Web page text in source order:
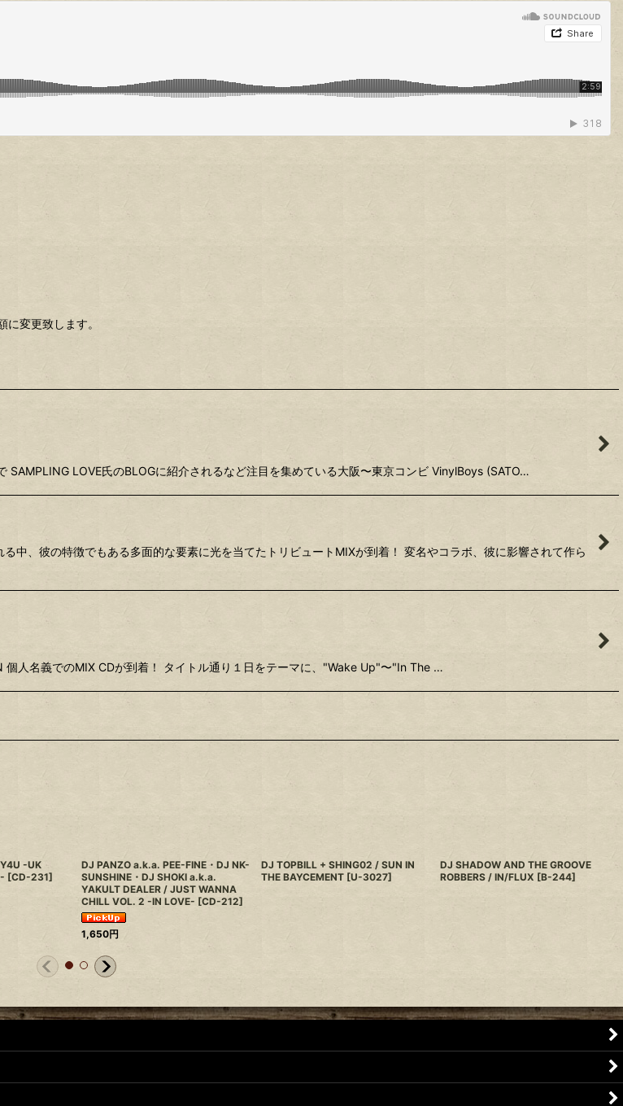
変更致します。
LOVE氏のBLOGに紹介されるなど注目を集めている大阪〜東京コンビ VinylBoys (SATO…
中、彼の特徴でもある多面的な要素に光を当てたトリビュートMIXが到着！ 変名やコラボ、彼に影響されて作ら
人名義でのMIX CDが到着！ タイトル通り１日をテーマに、"Wake Up"〜"In The …
-UK
[CD-231]
DJ PANZO a.k.a. PEE-FINE・DJ NK-
SUNSHINE・DJ SHOKI a.k.a.
YAKULT DEALER / JUST WANNA
CHILL VOL. 2 -IN LOVE- [CD-212]
1,650円
DJ TOPBILL + SHING02 / SUN IN
THE BAYCEMENT [U-3027]
DJ SHADOW AND THE GROOVE
ROBBERS / IN/FLUX [B-244]